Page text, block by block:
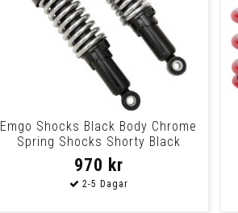
Emgo Shocks Black Body Chrome
Spring Shocks Shorty Black
970 kr